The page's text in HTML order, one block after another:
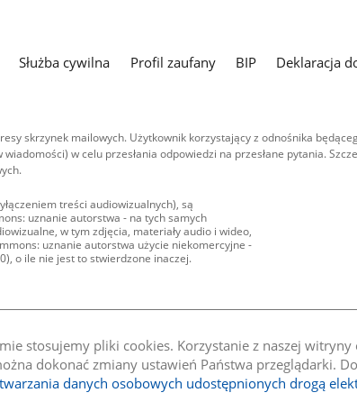
stosujemy pliki cookies. Korzystanie z naszej witryny
dokonać zmiany ustawień Państwa przeglądarki.
danych osobowych udostępnionych drogą
Służba cywilna Profil zaufany BIP
Deklaracja
skrzynek mailowych. Użytkownik korzystający z odnośnika
w celu przesłania odpowiedzi na przesłane pytania.
treści audiowizualnych), są
uznanie autorstwa - na tych samych
w tym zdjęcia, materiały audio i wideo,
uznanie autorstwa użycie niekomercyjne -
o ile nie jest to stwierdzone inaczej.